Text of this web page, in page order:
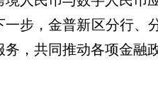
一步，金普新区分行、
务，共同推动各项金融